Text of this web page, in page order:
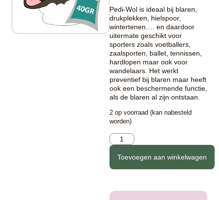
Pedi-Wol is ideaal bij blaren,
drukplekken, hielspoor,
wintertenen…. en daardoor
uitermate geschikt voor
sporters zoals voetballers,
zaalsporten, ballet, tennissen,
hardlopen maar ook voor
wandelaars. Het werkt
preventief bij blaren maar heeft
ook een beschermende functie,
als de blaren al zijn ontstaan.
2 op voorraad (kan nabesteld
worden)
Toevoegen aan winkelwagen